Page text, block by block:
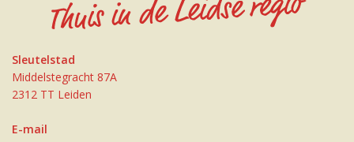
Sleutelstad
Middelstegracht 87A
2312 TT Leiden
E-mail